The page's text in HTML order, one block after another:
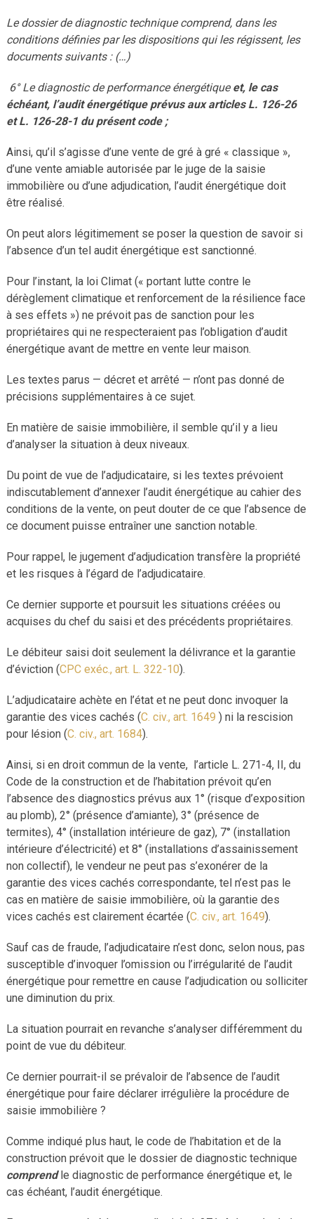
Le dossier de diagnostic technique comprend, dans les
conditions définies par les dispositions qui les régissent, les
documents suivants : (…)
6° Le diagnostic de performance énergétiqueet, le cas
échéant, l’audit énergétique prévus aux articles L. 126-26
et L. 126-28-1 du présent code ;
Ainsi, qu’il s’agisse d’une vente de gré à gré « classique »,
d’une vente amiable autorisée par le juge de la saisie
immobilière ou d’une adjudication, l’audit énergétique doit
être réalisé.
On peut alors légitimement se poser la question de savoir si
l’absence d’un tel audit énergétique est sanctionné.
Pour l’instant, la loi Climat (« portant lutte contre le
dérèglement climatique et renforcement de la résilience face
à ses effets ») ne prévoit pas de sanction pour les
propriétaires qui ne respecteraient pas l’obligation d’audit
énergétique avant de mettre en vente leur maison.
Les textes parus — décret et arrêté — n’ont pas donné de
précisions supplémentaires à ce sujet.
En matière de saisie immobilière, il semble qu’il y a lieu
d’analyser la situation à deux niveaux.
Du point de vue de l’adjudicataire, si les textes prévoient
indiscutablement d’annexer l’audit énergétique au cahier des
conditions de la vente, on peut douter de ce que l’absence de
ce document puisse entraîner une sanction notable.
Pour rappel, le jugement d’adjudication transfère la propriété
et les risques à l’égard de l’adjudicataire.
Ce dernier supporte et poursuit les situations créées ou
acquises du chef du saisi et des précédents propriétaires.
Le débiteur saisi doit seulement la délivrance et la garantie
d’éviction (CPC exéc., art. L. 322-10).
L’adjudicataire achète en l’état et ne peut donc invoquer la
garantie des vices cachés (C. civ., art. 1649 ) ni la rescision
pour lésion (C. civ., art. 1684).
Ainsi, si en droit commun de la vente, l’article L. 271-4, II, du
Code de la construction et de l’habitation prévoit qu’en
l’absence des diagnostics prévus aux 1° (risque d’exposition
au plomb), 2° (présence d’amiante), 3° (présence de
termites), 4° (installation intérieure de gaz), 7° (installation
intérieure d’électricité) et 8° (installations d’assainissement
non collectif), le vendeur ne peut pas s’exonérer de la
garantie des vices cachés correspondante, tel n’est pas le
cas en matière de saisie immobilière, où la garantie des
vices cachés est clairement écartée (C. civ., art. 1649).
Sauf cas de fraude, l’adjudicataire n’est donc, selon nous, pas
susceptible d’invoquer l’omission ou l’irrégularité de l’audit
énergétique pour remettre en cause l’adjudication ou solliciter
une diminution du prix.
La situation pourrait en revanche s’analyser différemment du
point de vue du débiteur.
Ce dernier pourrait-il se prévaloir de l’absence de l’audit
énergétique pour faire déclarer irrégulière la procédure de
saisie immobilière ?
Comme indiqué plus haut, le code de l’habitation et de la
construction prévoit que le dossier de diagnostic technique
comprendle diagnostic de performance énergétique et, le
cas échéant, l’audit énergétique.